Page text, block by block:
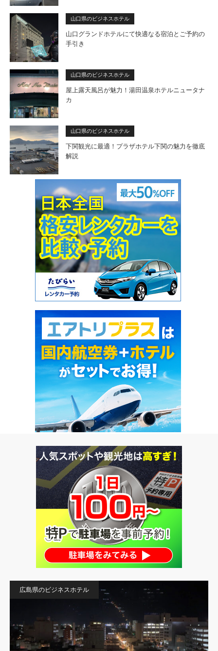
山口県のビジネスホテル
山口グランドホテルにて快適なる宿泊とご予約の
手引き
山口県のビジネスホテル
屋上露天風呂が魅力！湯田温泉ホテルニュータナ
カ
山口県のビジネスホテル
下関観光に最適！プラザホテル下関の魅力を徹底
解説
広島県のビジネスホテル